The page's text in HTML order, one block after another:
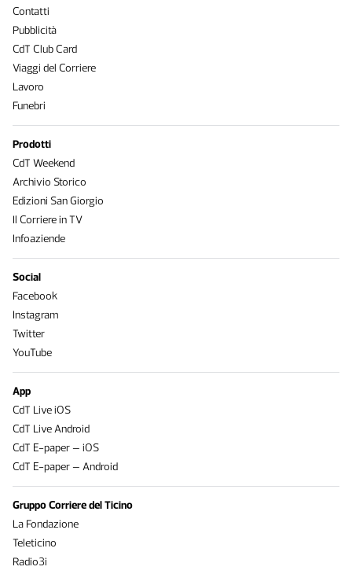
Contatti
Pubblicità
CdT Club Card
Viaggi del Corriere
Lavoro
Funebri
Prodotti
CdT Weekend
Archivio Storico
Edizioni San Giorgio
Il Corriere in TV
Infoaziende
Social
Facebook
Instagram
Twitter
YouTube
App
CdT Live iOS
CdT Live Android
CdT E-paper – iOS
CdT E-paper – Android
Gruppo Corriere del Ticino
La Fondazione
Teleticino
Radio3i